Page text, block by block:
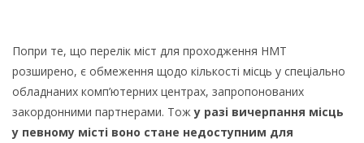
Попри те, що перелік міст для проходження НМТ
розширено, є обмеження щодо кількості місць у спеціально
обладнаних комп’ютерних центрах, запропонованих
закордонними партнерами. Тожу разі вичерпання місць
у певному місті воно стане недоступним для